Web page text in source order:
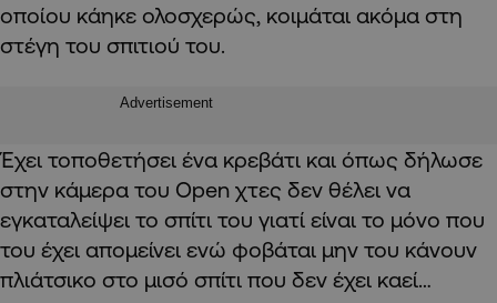
οποίου κάηκε ολοσχερώς, κοιμάται ακόμα στη
στέγη του σπιτιού του.
Advertisement
Έχει τοποθετήσει ένα κρεβάτι και όπως δήλωσε
στην κάμερα του Open χτες δεν θέλει να
εγκαταλείψει το σπίτι του γιατί είναι το μόνο που
του έχει απομείνει ενώ φοβάται μην του κάνουν
πλιάτσικο στο μισό σπίτι που δεν έχει καεί…